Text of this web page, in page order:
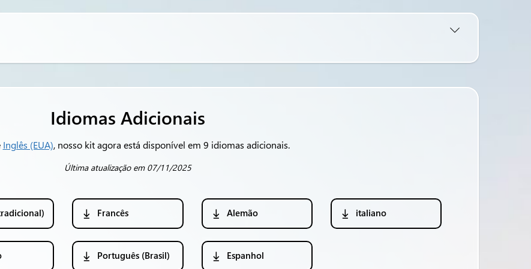
Idiomas Adicionais
Inglês (EUA), nosso kit agora está disponível em 9 idiomas adicionais.
Última atualização em 07/11/2025
Francês Alemão italiano
Português (Brasil) Espanhol